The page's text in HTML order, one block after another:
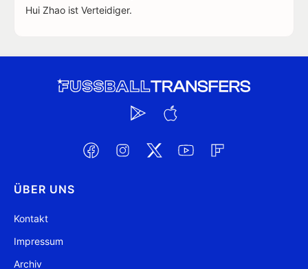
Hui Zhao ist Verteidiger.
ÜBER UNS
Kontakt
Impressum
Archiv